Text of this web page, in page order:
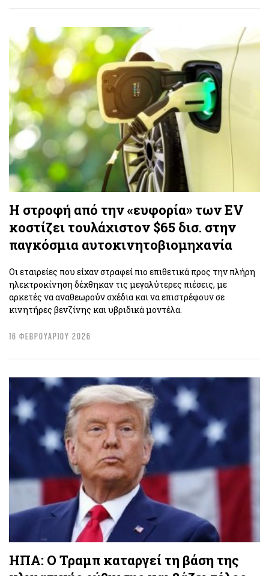
H στροφή από την «ευφορία» των EV
κοστίζει τουλάχιστον $65 δισ. στην
παγκόσμια αυτοκινητοβιομηχανία
Οι εταιρείες που είχαν στραφεί πιο επιθετικά προς την πλήρη
ηλεκτροκίνηση δέχθηκαν τις μεγαλύτερες πιέσεις, με
αρκετές να αναθεωρούν σχέδια και να επιστρέφουν σε
κινητήρες βενζίνης και υβριδικά μοντέλα.
16 ΦΕΒΡΟΥΑΡΙΟΥ 2026
ΗΠΑ: Ο Τραμπ καταργεί τη βάση της